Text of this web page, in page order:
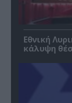
Εθνική
κάλυψη